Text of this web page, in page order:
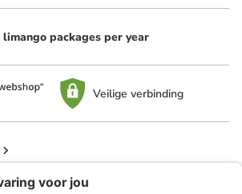
packages per year
Veilige verbinding